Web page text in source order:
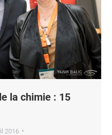
la chimie : 15
2016